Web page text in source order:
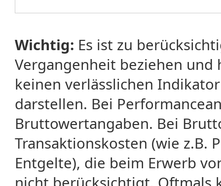
Wichtig: Es ist zu
Vergangenheit beziehen
keinen verlässlichen
darstellen. Bei
Bruttowertangaben. Bei
Transaktionskosten (wie z.B.
Entgelte), die beim Erwerb